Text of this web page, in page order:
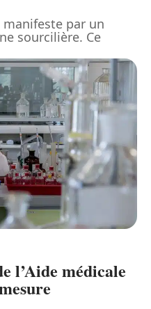
manifeste par un
sourcilière. Ce
l’Aide médicale